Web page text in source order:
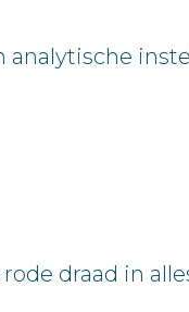
draad in